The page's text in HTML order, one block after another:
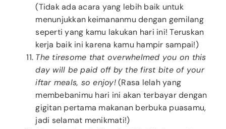
(Tidak ada acara yang lebih baik untuk
menunjukkan keimananmu dengan gemilang
seperti yang kamu lakukan hari ini! Teruskan
kerja baik ini karena kamu hampir sampai!)
The tiresome that overwhelmed you on this
day will be paid off by the first bite of your
iftar meals, so enjoy!(Rasa lelah yang
membebanimu hari ini akan terbayar dengan
gigitan pertama makanan berbuka puasamu,
jadi selamat menikmati!)